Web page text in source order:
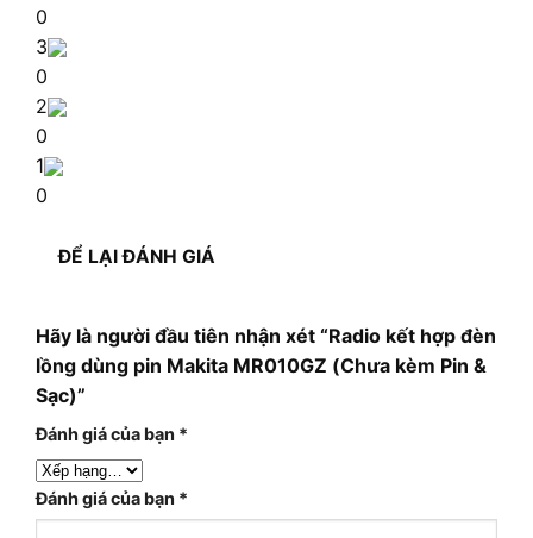
0
3
0
2
0
1
0
ĐỂ LẠI ĐÁNH GIÁ
Hãy là người đầu tiên nhận xét “Radio kết hợp đèn
lồng dùng pin Makita MR010GZ (Chưa kèm Pin &
Sạc)”
Đánh giá của bạn *
Đánh giá của bạn *